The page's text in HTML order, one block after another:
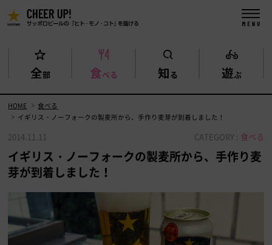
全部 食べる 知る 遊ぶ
HOME
食べる
イギリス・ノーフォークの製麦所から、手作り麦芽が到着しました！
2014.11.11 CATEGORY : 食べる
イギリス・ノーフォークの製麦所から、手作り麦
芽が到着しました！